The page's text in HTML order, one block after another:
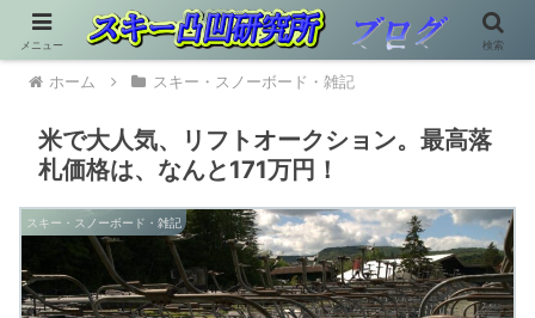
ホーム スキー・スノーボード・雑記
米で大人気、リフトオークション。最高落
札価格は、なんと171万円！
スキー・スノーボード・雑記
メニュー 検索